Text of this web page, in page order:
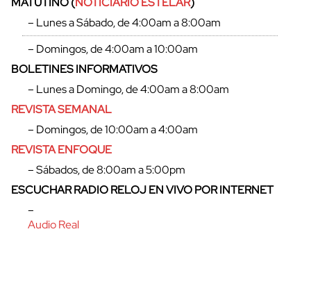
cerrar
– Lunes a Sábado, de 4:00am a 8:00am
– Domingos, de 4:00am a 10:00am
BOLETINES INFORMATIVOS
– Lunes a Domingo, de 4:00am a 8:00am
REVISTA SEMANAL
– Domingos, de 10:00am a 4:00am
REVISTA ENFOQUE
– Sábados, de 8:00am a 5:00pm
ESCUCHAR RADIO RELOJ EN VIVO POR INTERNET
–
Audio Real